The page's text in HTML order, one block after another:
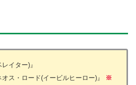
イター)』
オス・ロード(イービルヒーロー)』
※